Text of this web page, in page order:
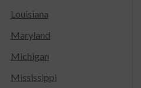
Louisiana
Maryland
Michigan
Mississippi